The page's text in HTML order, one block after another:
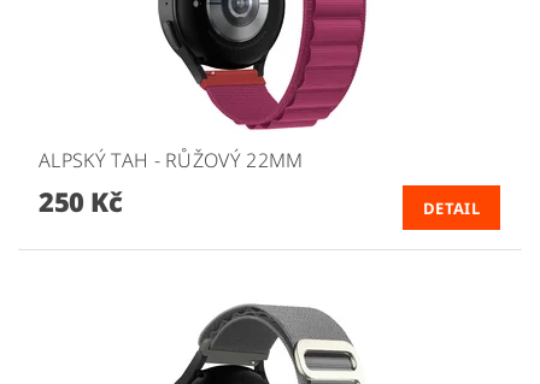
ALPSKÝ TAH - RŮŽOVÝ 22MM
250 Kč DETAIL